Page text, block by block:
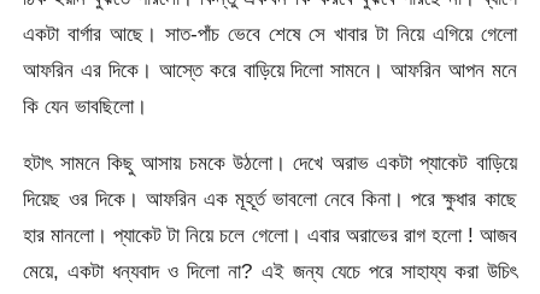
একটা বার্গার আছে। সাত-পাঁচ ভেবে শেষে সে খাবার টা নিয়ে এগিয়ে গেলো
আফরিন এর দিকে। আস্তে করে বাড়িয়ে দিলো সামনে। আফরিন আপন মনে
কি যেন ভাবছিলো।
হটাৎ সামনে কিছু আসায় চমকে উঠলো। দেখে অরাভ একটা প্যাকেট বাড়িয়ে
দিয়েছ ওর দিকে। আফরিন এক মূহূর্ত ভাবলো নেবে কিনা। পরে ক্ষুধার কাছে
হার মানলো। প্যাকেট টা নিয়ে চলে গেলো। এবার অরাভের রাগ হলো ! আজব
মেয়ে, একটা ধন্যবাদ ও দিলো না? এই জন্য যেচে পরে সাহায্য করা উচিৎ